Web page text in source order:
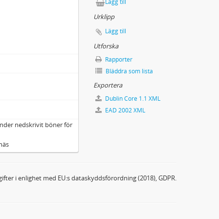
och Landshöfdingen Gustaf Rålambs derwid författade Betänkiande
och gemene man i republicerna Athén och Rom
Abteilungen
nedskrivit böner för
Lägg till
Urklipp
Lägg till
Utforska
Rapporter
Bläddra som lista
Exportera
Dublin Core 1.1 XML
EAD 2002 XML
i enlighet med EU:s dataskyddsförordning (2018), GDPR.